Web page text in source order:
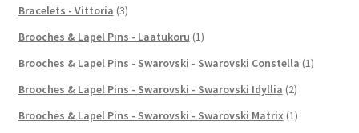
Bracelets - Vittoria (3)
Brooches & Lapel Pins - Laatukoru (1)
Brooches & Lapel Pins - Swarovski - Swarovski Constella (1)
Brooches & Lapel Pins - Swarovski - Swarovski Idyllia (2)
Brooches & Lapel Pins - Swarovski - Swarovski Matrix (1)